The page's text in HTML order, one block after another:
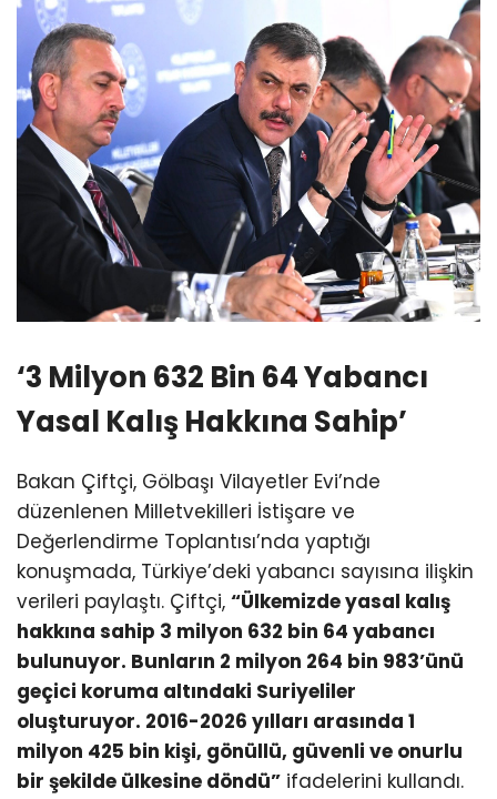
‘3 Milyon 632 Bin 64 Yabancı
Yasal Kalış Hakkına Sahip’
Bakan Çiftçi, Gölbaşı Vilayetler Evi’nde
düzenlenen Milletvekilleri İstişare ve
Değerlendirme Toplantısı’nda yaptığı
konuşmada, Türkiye’deki yabancı sayısına ilişkin
verileri paylaştı. Çiftçi, “Ülkemizde yasal kalış
hakkına sahip 3 milyon 632 bin 64 yabancı
bulunuyor. Bunların 2 milyon 264 bin 983’ünü
geçici koruma altındaki Suriyeliler
oluşturuyor. 2016-2026 yılları arasında 1
milyon 425 bin kişi, gönüllü, güvenli ve onurlu
bir şekilde ülkesine döndü” ifadelerini kullandı.